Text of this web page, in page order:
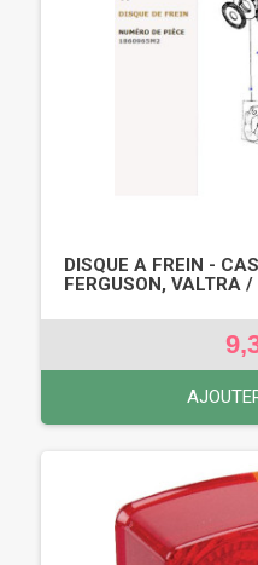
DISQUE A FREIN -
FERGUSON, VALTRA